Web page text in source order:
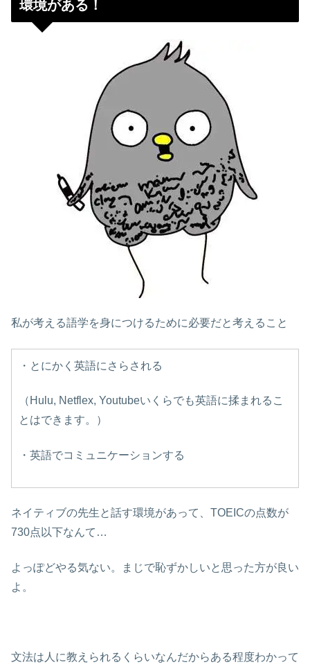
環境がある！
私が考える語学を身につけるために必要だと考えること
・とにかく英語にさらされる
（Hulu, Netflex, Youtubeいくらでも英語に揉まれるこ
とはできます。）
・英語でコミュニケーションする
ネイティブの先生と話す環境があって、TOEICの点数が
730点以下なんて…
よっぽどやる気ない。まじで恥ずかしいと思った方が良い
よ。
文法は人に教えられるくらいなんだからある程度わかって